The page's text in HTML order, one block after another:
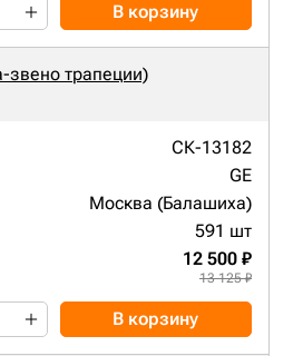
В корзину
трапеции)
СК-13182
GE
Москва (Балашиха)
591 шт
12 500 ₽
13 125 ₽
В корзину